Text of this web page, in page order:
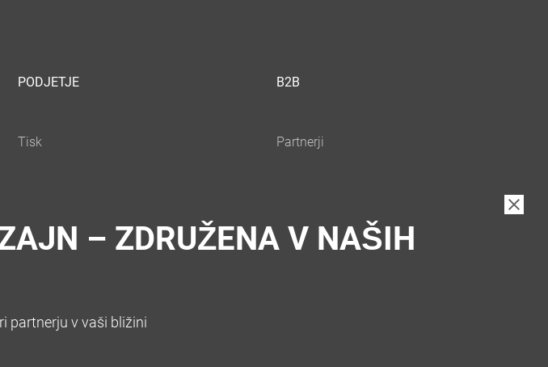
PODJETJE B2B
– ZDRUŽENA V NAŠIH
partnerju v vaši bližini